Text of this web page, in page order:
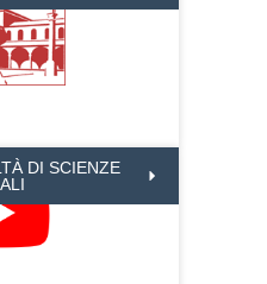
DI SCIENZE